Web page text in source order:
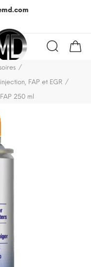
FAP et EGR
250 ml